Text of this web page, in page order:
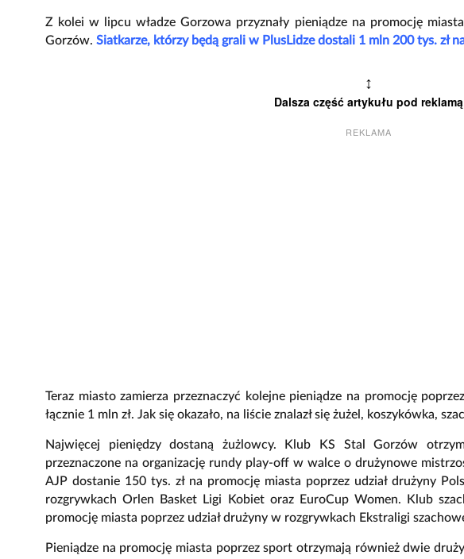
Z kolei w lipcu władze Gorzowa przyznały pieniądze na promocję
Gorzów. Siatkarze, którzy będą grali w PlusLidze dostali 1 mln 200 tys. zł
↕
Dalsza część artykułu pod reklamą
REKLAMA
Teraz miasto zamierza przeznaczyć kolejne pieniądze na promocję
łącznie 1 mln zł. Jak się okazało, na liście znalazł się żużel, koszykówka,
Najwięcej pieniędzy dostaną żużlowcy. Klub KS Stal Gorzów
przeznaczone na organizację rundy play-off w walce o drużynowe
AJP dostanie 150 tys. zł na promocję miasta poprzez udział drużyny
rozgrywkach Orlen Basket Ligi Kobiet oraz EuroCup Women. Klub
promocję miasta poprzez udział drużyny w rozgrywkach Ekstraligi
Pieniądze na promocję miasta poprzez sport otrzymają również dwie